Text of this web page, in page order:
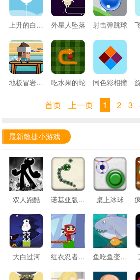
上升的白气球 外星人坠落 射击弹跳球
地板冒岩浆无敌版 吃水果的蛇 同色彩相撞
首页 上一页 1 2 3
最新敏捷小游戏
双人跑酷 诺基亚版贪吃蛇 桌上冰球
大白过河 红衣忍者搭桥 鱼吃鱼变大鱼